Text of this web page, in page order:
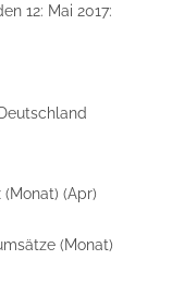
12: Mai 2017:
(Monat) (Apr)
(Monat)